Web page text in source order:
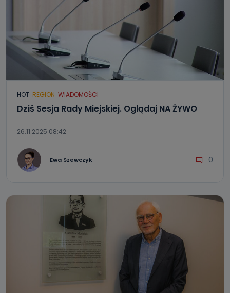
HOT REGION WIADOMOŚCI
Dziś Sesja Rady Miejskiej. Oglądaj NA ŻYWO
26.11.2025 08:42
Ewa Szewczyk 0